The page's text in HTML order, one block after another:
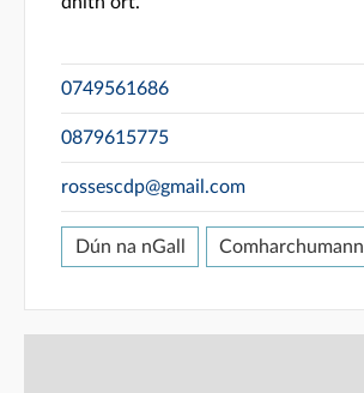
0749561686
0879615775
rossescdp@gmail.com
Dún na nGall Comharchumann